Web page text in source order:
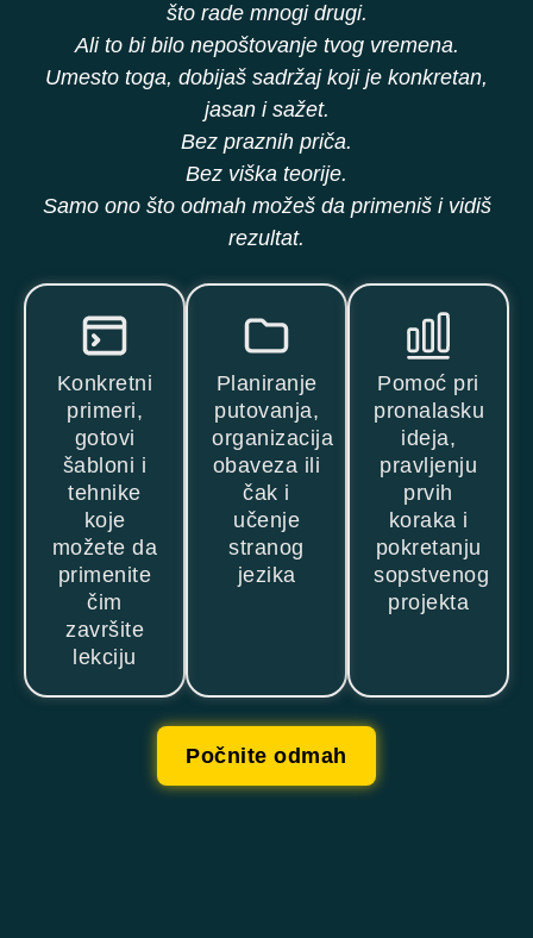
što rade mnogi drugi.
Ali to bi bilo nepoštovanje tvog vremena.
Umesto toga, dobijaš sadržaj koji je konkretan,
jasan i sažet.
Bez praznih priča.
Bez viška teorije.
Samo ono što odmah možeš da primeniš i vidiš
rezultat.
Konkretni
primeri,
gotovi
šabloni i
tehnike
koje
možete da
primenite
čim
završite
lekciju
Planiranje
putovanja,
organizacija
obaveza ili
čak i
učenje
stranog
jezika
Pomoć pri
pronalasku
ideja,
pravljenju
prvih
koraka i
pokretanju
sopstvenog
projekta
Počnite odmah